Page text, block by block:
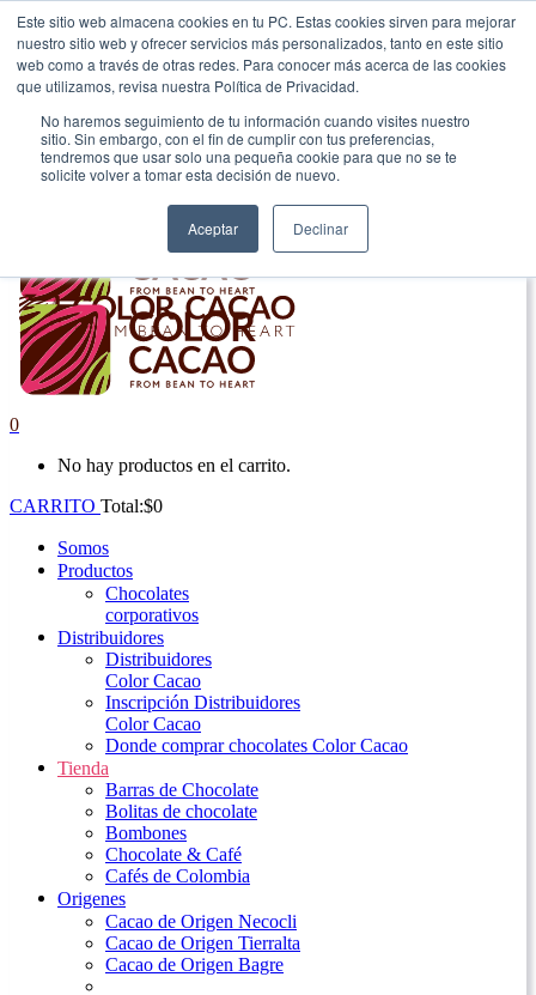
Este sitio web almacena cookies en tu PC. Estas cookies sirven para mejorar
nuestro sitio web y ofrecer servicios más personalizados, tanto en este sitio
web como a través de otras redes. Para conocer más acerca de las cookies
que utilizamos, revisa nuestra Política de Privacidad.
No haremos seguimiento de tu información cuando visites nuestro
sitio. Sin embargo, con el fin de cumplir con tus preferencias,
tendremos que usar solo una pequeña cookie para que no se te
solicite volver a tomar esta decisión de nuevo.
Aceptar Declinar
|
Envío gratis en Antioquia por compras superiores a $100.000.
0
No hay productos en el carrito.
CARRITO Total:$0
Somos
Productos
Chocolates
corporativos
Distribuidores
Distribuidores
Color Cacao
Inscripción Distribuidores
Color Cacao
Donde comprar chocolates Color Cacao
Tienda
Barras de Chocolate
Bolitas de chocolate
Bombones
Chocolate & Café
Cafés de Colombia
Origenes
Cacao de Origen Necocli
Cacao de Origen Tierralta
Cacao de Origen Bagre